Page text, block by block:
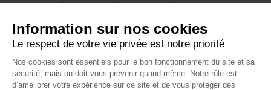
Organiser une livraison de médicaments
Accès pharmaciens
Accès aidants
Aide et FAQ
Nous contacter